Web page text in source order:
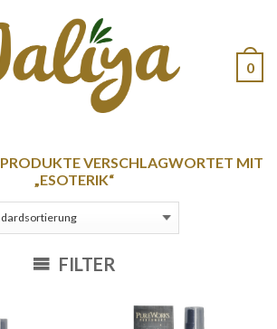
0
PRODUKTE VERSCHLAGWORTET MIT
„ESOTERIK“
FILTER